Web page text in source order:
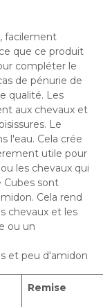
facilement
que ce produit
compléter le
de pénurie de
qualité. Les
aux chevaux et
Le
l'eau. Cela crée
utile pour
les chevaux qui
Cubes sont
Cela rend
chevaux et les
ou un
et peu d'amidon
Remise